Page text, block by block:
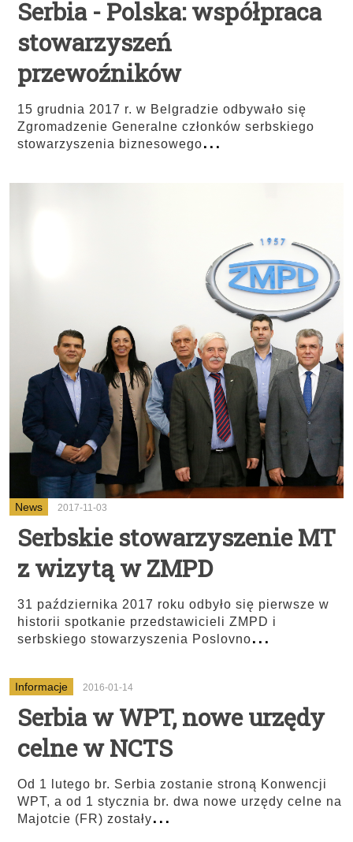
Serbia - Polska: współpraca
stowarzyszeń
przewoźników
15 grudnia 2017 r. w Belgradzie odbywało się
Zgromadzenie Generalne członków serbskiego
stowarzyszenia biznesowego...
News 2017-11-03
Serbskie stowarzyszenie MT
z wizytą w ZMPD
31 października 2017 roku odbyło się pierwsze w
historii spotkanie przedstawicieli ZMPD i
serbskiego stowarzyszenia Poslovno...
Informacje 2016-01-14
Serbia w WPT, nowe urzędy
celne w NCTS
Od 1 lutego br. Serbia zostanie stroną Konwencji
WPT, a od 1 stycznia br. dwa nowe urzędy celne na
Majotcie (FR) zostały...